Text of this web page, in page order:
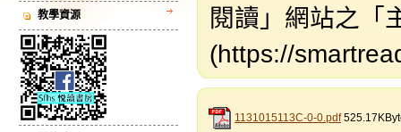
教學資源
閱讀」網站之「
(https://
1131015113C-0-0.pdf